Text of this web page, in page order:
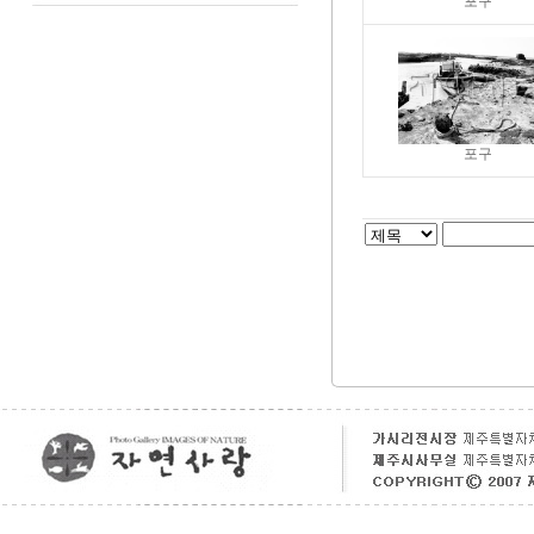
포구